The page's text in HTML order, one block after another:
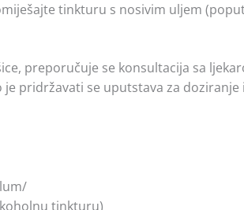
tinkturu s nosivim uljem
preporučuje se konsultacija sa
je pridržavati se uputstava za
tinkturu)